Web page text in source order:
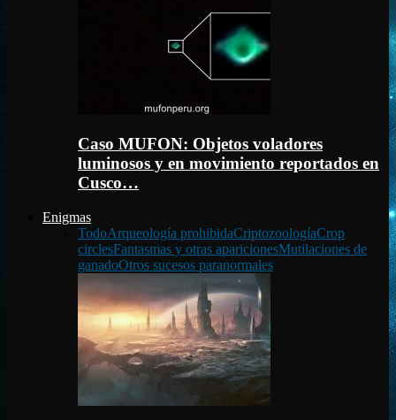
Caso MUFON: Objetos voladores
luminosos y en movimiento reportados en
Cusco…
Enigmas
TodoArqueología prohibidaCriptozoologíaCrop
circlesFantasmas y otras aparicionesMutilaciones de
ganadoOtros sucesos paranormales